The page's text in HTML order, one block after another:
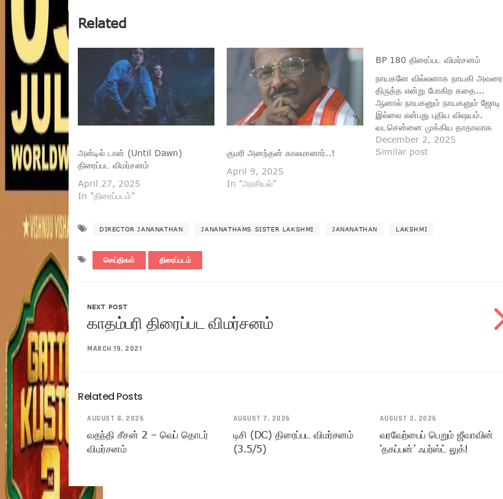
Related
அன்டில் டான் (Until Dawn)
திரைப்பட விமர்சனம்
April 27, 2025
In "திரைப்படம்"
குமரி அனந்தன் காலமானார்..!
April 9, 2025
In "அரசியல்"
BP 180 திரைப்பட விமர்சனம்
நாயகனே வில்லனாக நாயகி அவரை
திருத்த என்று போகிற கதை...
ஆனால் நாயகனும் நாயகனும் ஜோடி
இல்லை என்பது புதிய விஷயம்.
வடசென்னை முக்கிய தாதாவாக
இருக்கிறார் டேனியல் பாலாஜி. மீனவர்
சங்க தலைவராக இருக்கும் கே
மருத்துவமனையில் மருத்துவராக
December 2, 2025
Similar post
DIRECTOR JANANATHAN JANANATHAMS SISTER LAKSHMI JANANATHAN LAKSHMI
செய்திகள் திரைப்படம்
NEXT POST
காதம்பரி திரைப்பட விமர்சனம்
MARCH 19, 2021
Related Posts
AUGUST 8, 2026
வதந்தி சீசன் 2 – வெப் தொடர்
விமர்சனம்
AUGUST 7, 2026
டிசி (DC) திரைப்பட விமர்சனம்
(3.5/5)
AUGUST 3, 2026
வரவேற்பைப் பெறும் ஜீவாவின்
‘தகப்பன்’ ஃபர்ஸ்ட் லுக்!